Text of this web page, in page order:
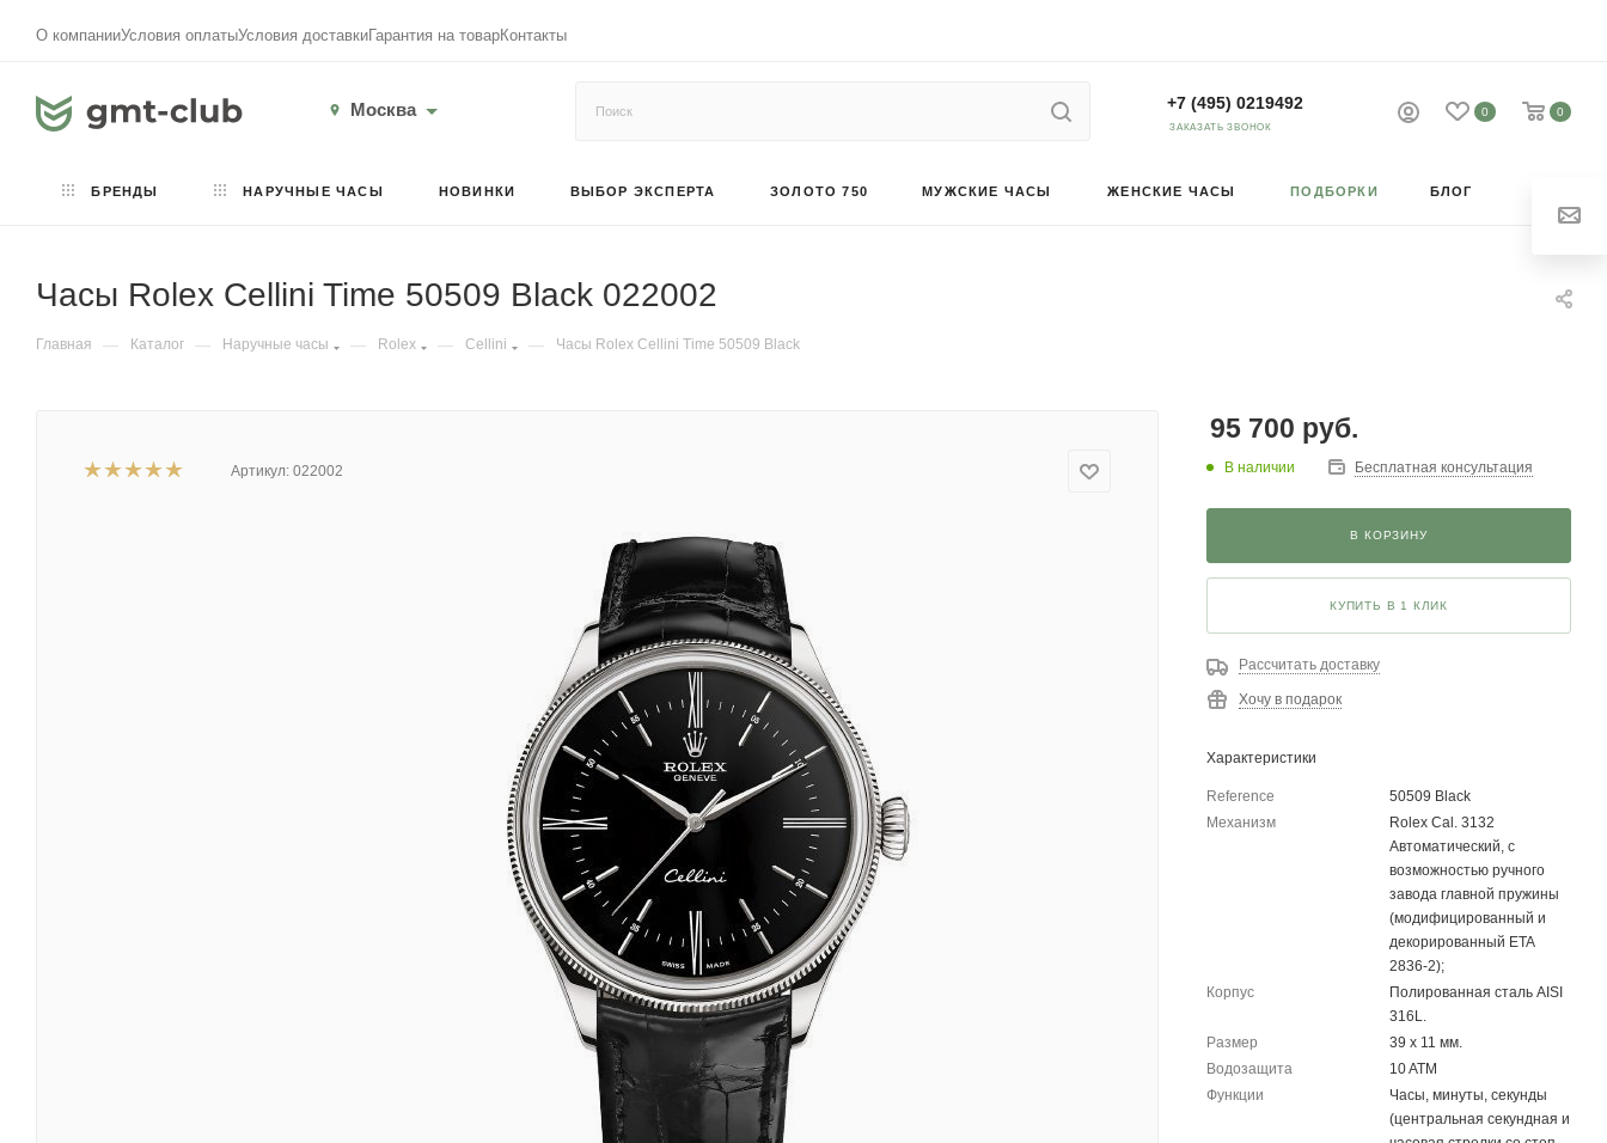
О компанииУсловия оплатыУсловия доставкиГарантия на товарКонтакты
Москва 0 0
+7 (495) 0219492
ЗАКАЗАТЬ ЗВОНОК
БРЕНДЫ НАРУЧНЫЕ ЧАСЫ НОВИНКИ ВЫБОР ЭКСПЕРТА ЗОЛОТО 750 МУЖСКИЕ ЧАСЫ ЖЕНСКИЕ ЧАСЫ ПОДБОРКИ БЛОГ
Часы Rolex Cellini Time 50509 Black 022002
Главная — Каталог — Наручные часы — Rolex — Cellini — Часы Rolex Cellini Time 50509 Black
Артикул: 022002
95 700 руб.
В наличии Бесплатная консультация
В КОРЗИНУ
КУПИТЬ В 1 КЛИК
Рассчитать доставку
Хочу в подарок
Характеристики
Reference
50509 Black
Механизм
Rolex Cal. 3132
Автоматический, с
возможностью ручного
завода главной пружины
(модифицированный и
декорированный ETA
2836-2);
Корпус
Полированная сталь AISI
316L.
Размер
39 х 11 мм.
Водозащита
10 ATM
Функции
Часы, минуты, секунды
(центральная секундная и